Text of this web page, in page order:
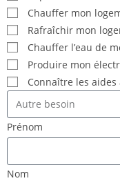
Chauffer mon
Rafraîchir mon
Chauffer l’eau de
Produire mon
Connaître les
Prénom
Nom